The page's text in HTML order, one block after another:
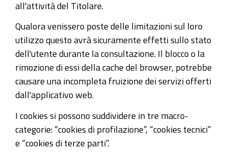
all'attività del Titolare.
Qualora venissero poste delle limitazioni sul loro
utilizzo questo avrà sicuramente effetti sullo stato
dell'utente durante la consultazione. Il blocco o la
rimozione di essi della cache del browser, potrebbe
causare una incompleta fruizione dei servizi offerti
dall'applicativo web.
I cookies si possono suddividere in tre macro-
categorie: “cookies di profilazione”, “cookies tecnici”
e “cookies di terze parti”.